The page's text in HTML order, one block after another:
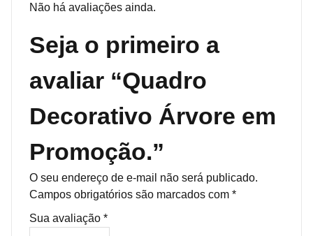
Não há avaliações ainda.
Seja o primeiro a
avaliar “Quadro
Decorativo Árvore em
Promoção.”
O seu endereço de e-mail não será publicado.
Campos obrigatórios são marcados com *
Sua avaliação *